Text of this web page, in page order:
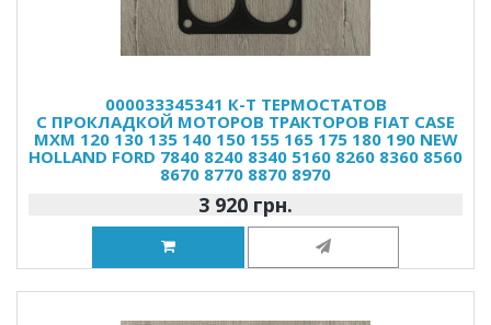
000033345341 К-Т ТЕРМОСТАТОВ
С ПРОКЛАДКОЙ МОТОРОВ ТРАКТОРОВ FIAT CASE
MXM 120 130 135 140 150 155 165 175 180 190 NEW
HOLLAND FORD 7840 8240 8340 5160 8260 8360 8560
8670 8770 8870 8970
3 920 грн.